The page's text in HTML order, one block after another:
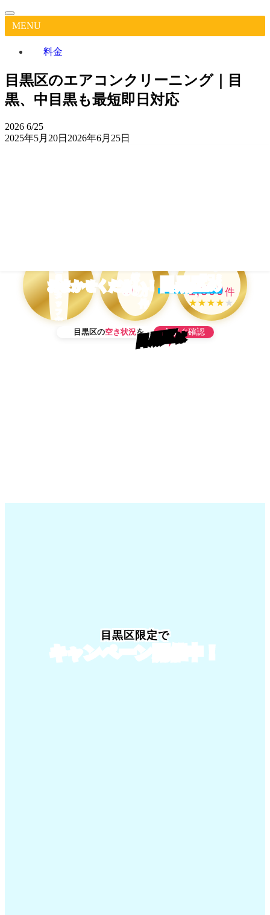
MENU
料金
目黒区のエアコンクリーニング｜目
黒、中目黒も最短即日対応
2026 6/25
2025年5月20日 2026年6月25日
在
50 1,500件
★★★★ ★
目黒区の空き状況を 今すぐ確認
おまかせください！目黒区 の
目黒区は
当日予約
目黒区限定でキャンペーン開催中！
目黒区限定で
キャンペーン開催中！